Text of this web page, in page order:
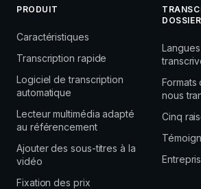
PRODUIT
Caractéristiques
Transcription rapide
Logiciel de transcription
automatique
Lecteur multimédia adapté
au référencement
Ajouter des sous-titres à la
vidéo
Fixation des prix
nous
Cinq